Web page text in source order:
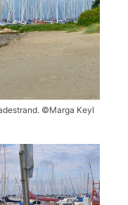
©Marga Keyl